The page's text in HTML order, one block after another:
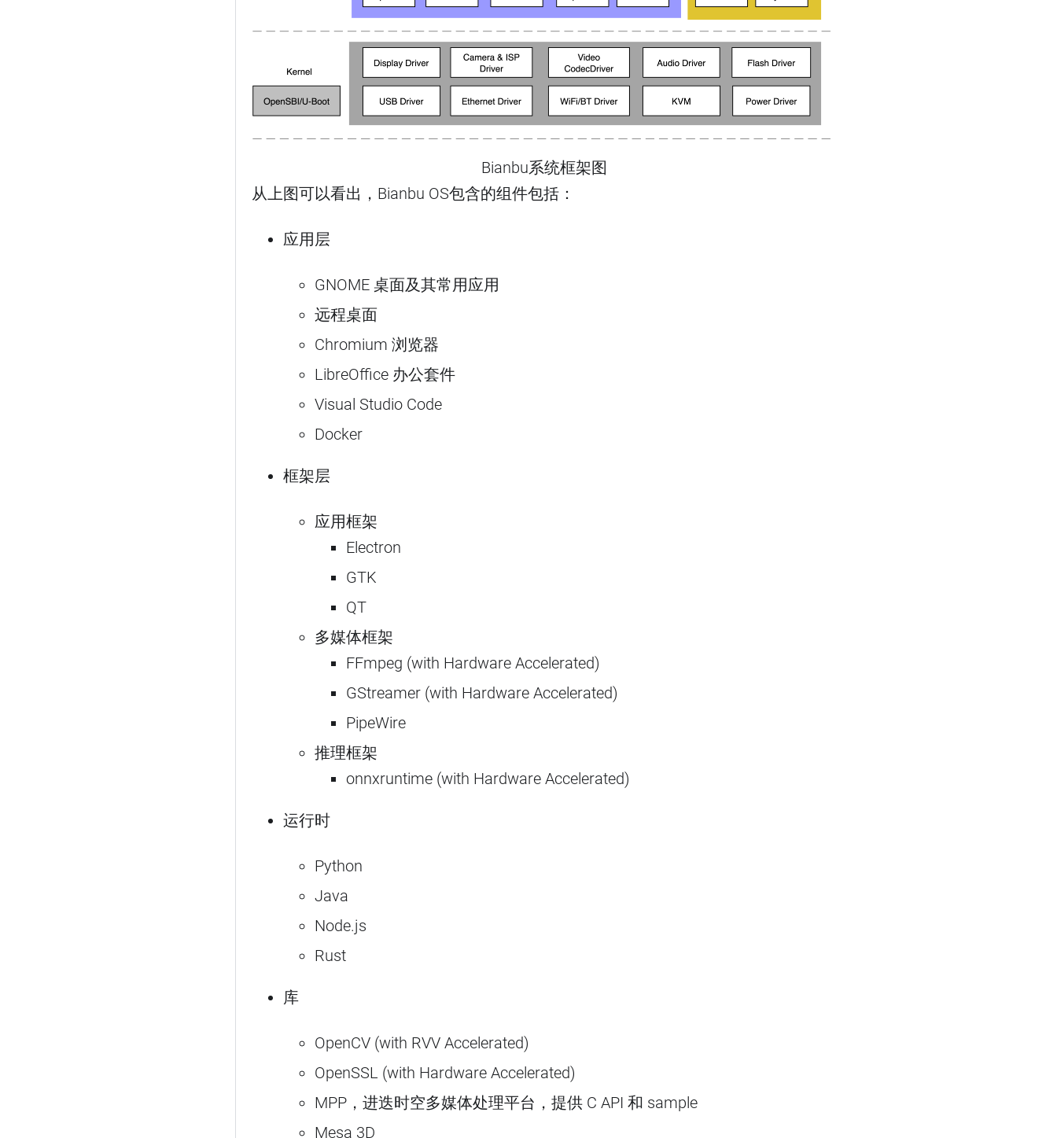
Bianbu系统框架图
从上图可以看出，Bianbu OS包含的组件包括：
应用层
GNOME 桌面及其常用应用
远程桌面
Chromium 浏览器
LibreOffice 办公套件
Visual Studio Code
Docker
框架层
应用框架
Electron
GTK
QT
多媒体框架
FFmpeg (with Hardware Accelerated)
GStreamer (with Hardware Accelerated)
PipeWire
推理框架
onnxruntime (with Hardware Accelerated)
运行时
Python
Java
Node.js
Rust
库
OpenCV (with RVV Accelerated)
OpenSSL (with Hardware Accelerated)
MPP，进迭时空多媒体处理平台，提供 C API 和 sample
Mesa 3D